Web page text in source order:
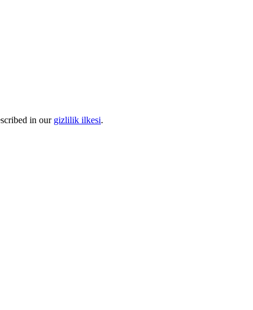
in our gizlilik ilkesi.